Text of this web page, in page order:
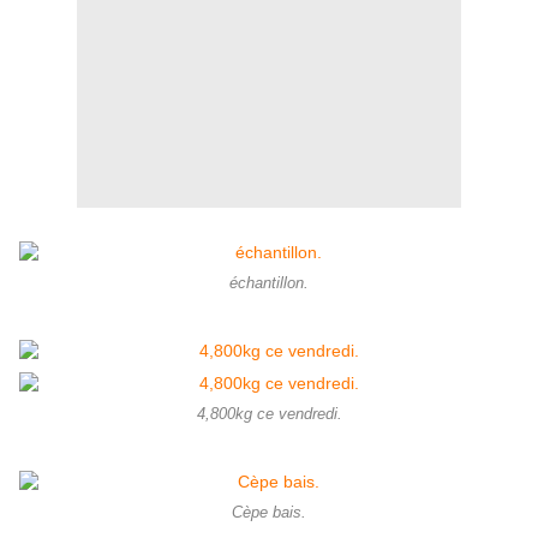
échantillon.
4,800kg ce vendredi.
Cèpe bais.